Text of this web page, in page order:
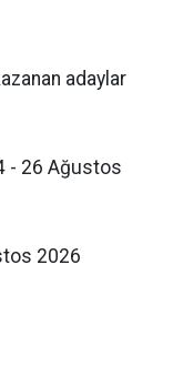
adaylar
- 26 Ağustos
2026